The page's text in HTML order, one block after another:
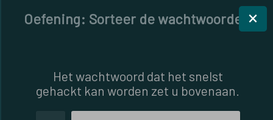
Oefening: Sorteer de wachtwoorden×
Het wachtwoord dat het snelst
gehackt kan worden zet u bovenaan.